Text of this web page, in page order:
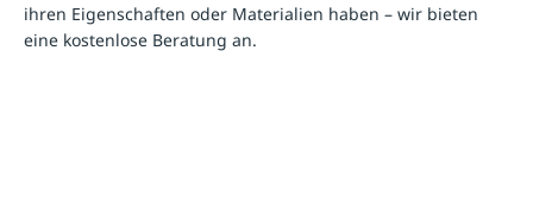
ihren Eigenschaften oder Materialien haben – wir bieten
eine kostenlose Beratung an.